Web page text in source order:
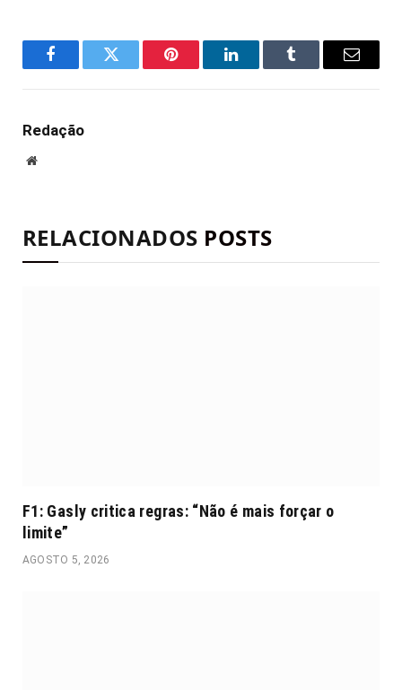
FacebookTwitter Pinterest LinkedInTumblr
E-
Redação
Site
RELACIONADOS POSTS
F1: Gasly critica regras: “Não é mais forçar o
limite”
AGOSTO 5, 2026